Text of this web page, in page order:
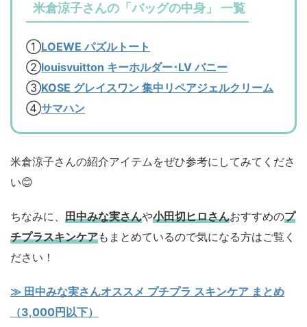
米倉涼子さんの「バッグの中身」 一覧
①LOEWE パズルトート
②louisvuitton キーホルダー･LV バニー
③KOSE グレイスワン 集中リペアジェルクリーム
④サマハン
米倉涼子さんの紹介アイテムをぜひ参考にしてみてくださ
い😊
ちなみに、 田中みな実さんや小田切ヒロさんおすすめのプ
チプラスキンケアもまとめているので気になる方はご覧く
ださい！
≫ 田中みな実さんオススメ プチプラ スキンケア まとめ
（3,000円以下）